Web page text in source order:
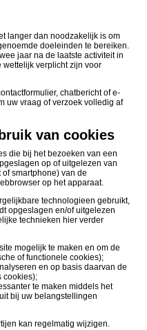
langer dan noodzakelijk is om
doeleinden te bereiken.
jaar na de laatste activiteit in
verplicht zijn voor
chatbericht of e-
uw vraag of verzoek volledig af
van cookies
die bij het bezoeken van een
op of uitgelezen van
smartphone) van de
op het apparaat.
technologieen gebruikt,
opgeslagen en/of uitgelezen
technieken hier verder
mogelijk te maken en om de
of functionele cookies);
en op basis daarvan de
cookies);
te maken middels het
bij uw belangstellingen
kan regelmatig wijzigen.